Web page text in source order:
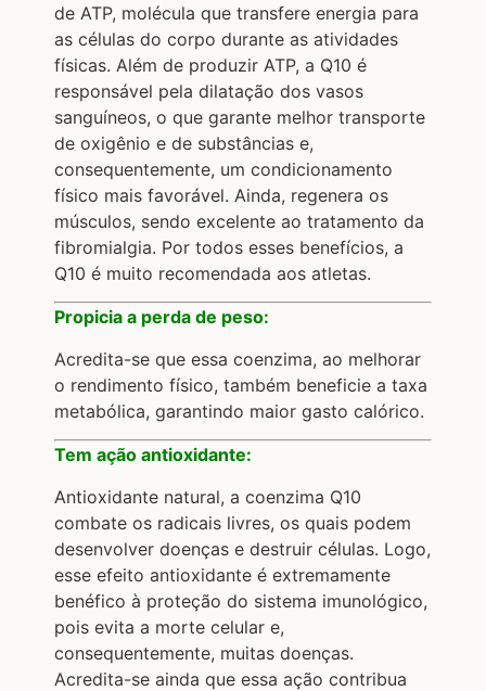
de ATP, molécula que transfere energia para
as células do corpo durante as atividades
físicas. Além de produzir ATP, a Q10 é
responsável pela dilatação dos vasos
sanguíneos, o que garante melhor transporte
de oxigênio e de substâncias e,
consequentemente, um condicionamento
físico mais favorável. Ainda, regenera os
músculos, sendo excelente ao tratamento da
fibromialgia. Por todos esses benefícios, a
Q10 é muito recomendada aos atletas.
Propicia a perda de peso:
Acredita-se que essa coenzima, ao melhorar
o rendimento físico, também beneficie a taxa
metabólica, garantindo maior gasto calórico.
Tem ação antioxidante:
Antioxidante natural, a coenzima Q10
combate os radicais livres, os quais podem
desenvolver doenças e destruir células. Logo,
esse efeito antioxidante é extremamente
benéfico à proteção do sistema imunológico,
pois evita a morte celular e,
consequentemente, muitas doenças.
Acredita-se ainda que essa ação contribua